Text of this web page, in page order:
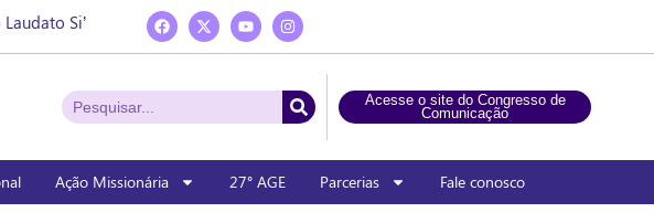
Si’
Acesse o site do Congresso de
Comunicação
Ação Missionária 27° AGE Parcerias Fale conosco